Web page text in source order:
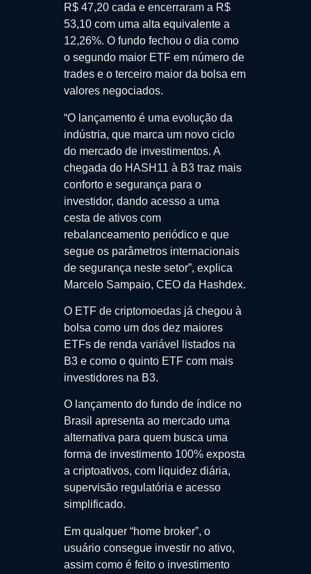
R$ 47,20 cada e encerraram a R$
53,10 com uma alta equivalente a
12,26%. O fundo fechou o dia como
o segundo maior ETF em número de
trades e o terceiro maior da bolsa em
valores negociados.
“O lançamento é uma evolução da
indústria, que marca um novo ciclo
do mercado de investimentos. A
chegada do HASH11 à B3 traz mais
conforto e segurança para o
investidor, dando acesso a uma
cesta de ativos com
rebalanceamento periódico e que
segue os parâmetros internacionais
de segurança neste setor”, explica
Marcelo Sampaio, CEO da Hashdex.
O ETF de criptomoedas já chegou à
bolsa como um dos dez maiores
ETFs de renda variável listados na
B3 e como o quinto ETF com mais
investidores na B3.
O lançamento do fundo de índice no
Brasil apresenta ao mercado uma
alternativa para quem busca uma
forma de investimento 100% exposta
a criptoativos, com liquidez diária,
supervisão regulatória e acesso
simplificado.
Em qualquer “home broker”, o
usuário consegue investir no ativo,
assim como é feito o investimento